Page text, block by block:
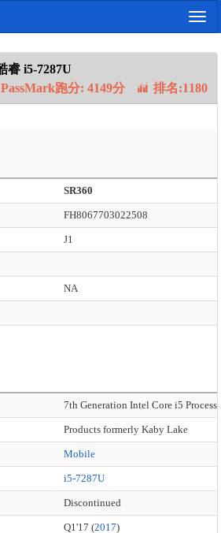
睿 i5-7287U
PassMark跑分: 4149分
排名:1180
SR360
FH8067703022508
J1
NA
7th Generation Intel Core i5
Products formerly Kaby Lake
Mobile
i5-7287U
Discontinued
Q1'17 (2017)